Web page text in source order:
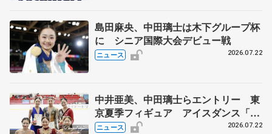
島田麻央、中田璃士は木下グループ杯
に シニア国際大会デビュー戦
ニュース 2026.07.22
中井亜美、中田璃士らエントリー 東
京夏季フィギュア アイスダンス「か
ほゆう」や矢島榛乃、北村凌大組も
ニュース 2026.07.22